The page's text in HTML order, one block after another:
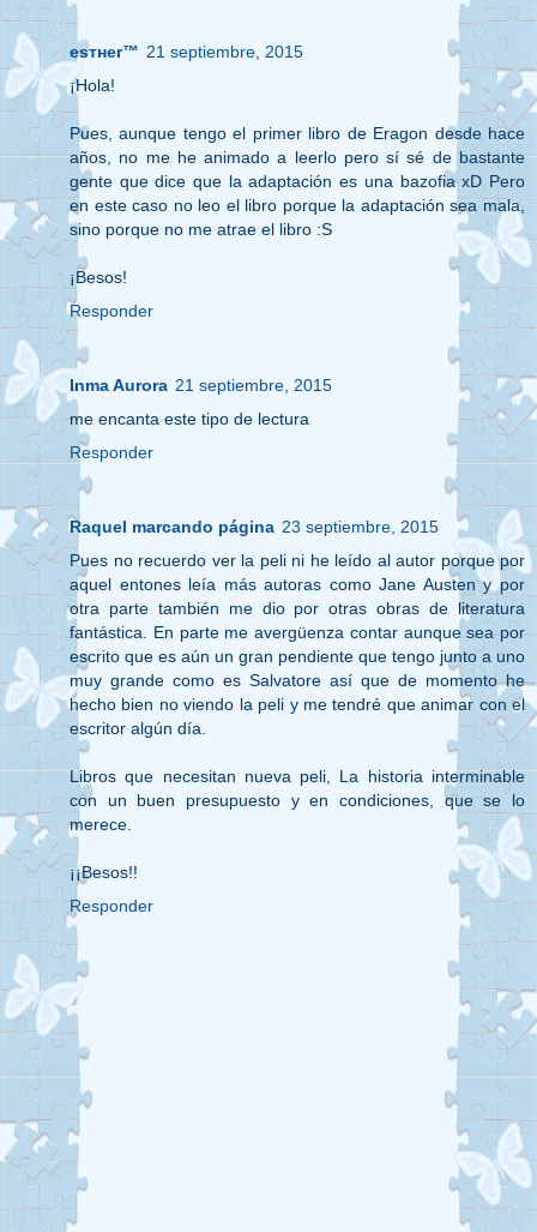
eѕтнer™ 21 septiembre, 2015
¡Hola!
Pues, aunque tengo el primer libro de Eragon desde hace
años, no me he animado a leerlo pero sí sé de bastante
gente que dice que la adaptación es una bazofia xD Pero
en este caso no leo el libro porque la adaptación sea mala,
sino porque no me atrae el libro :S
¡Besos!
Responder
Inma Aurora 21 septiembre, 2015
me encanta este tipo de lectura
Responder
Raquel marcando página 23 septiembre, 2015
Pues no recuerdo ver la peli ni he leído al autor porque por
aquel entones leía más autoras como Jane Austen y por
otra parte también me dio por otras obras de literatura
fantástica. En parte me avergüenza contar aunque sea por
escrito que es aún un gran pendiente que tengo junto a uno
muy grande como es Salvatore así que de momento he
hecho bien no viendo la peli y me tendré que animar con el
escritor algún día.
Libros que necesitan nueva peli, La historia interminable
con un buen presupuesto y en condiciones, que se lo
merece.
¡¡Besos!!
Responder